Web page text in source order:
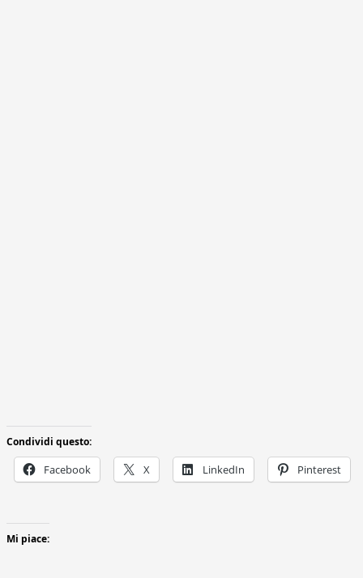
Condividi questo:
Facebook X LinkedIn Pinterest
Mi piace: